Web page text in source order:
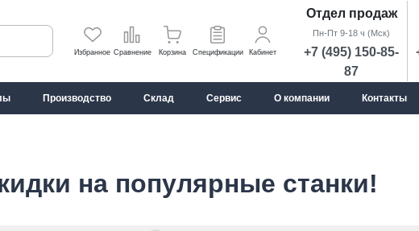
Избранное Сравнение Корзина Спецификации Кабинет
Отдел продаж
Пн-Пт 9-18 ч (Мск)
+7 (495) 150-85-
87
Производство Склад Сервис О компании Контакты
на популярные станки!